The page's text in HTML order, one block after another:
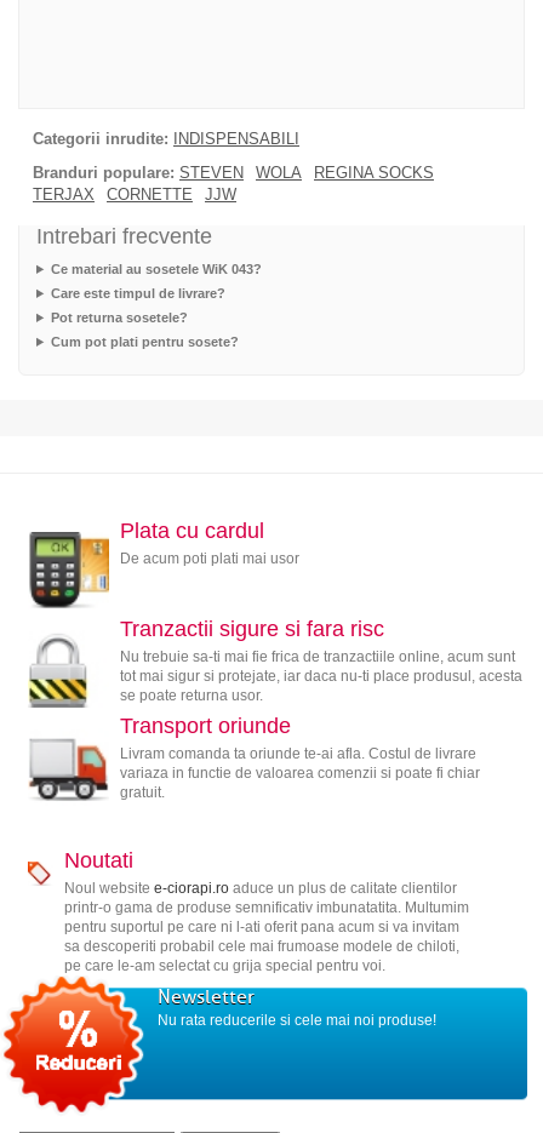
Categorii inrudite:
INDISPENSABILI
Branduri populare: STEVEN WOLA
REGINA SOCKS
TERJAX
CORNETTE JJW
Intrebari frecvente
Ce material au sosetele WiK 043?
Care este timpul de livrare?
Pot returna sosetele?
Cum pot plati pentru sosete?
Plata cu cardul
De acum poti plati mai usor
Tranzactii sigure si fara risc
Nu trebuie sa-ti mai fie frica de tranzactiile online, acum sunt
tot mai sigur si protejate, iar daca nu-ti place produsul, acesta
se poate returna usor.
Transport oriunde
Livram comanda ta oriunde te-ai afla. Costul de livrare
variaza in functie de valoarea comenzii si poate fi chiar
gratuit.
Noutati
Noul website e-ciorapi.roaduce un plus de calitate clientilor
printr-o gama de produse semnificativ imbunatatita. Multumim
pentru suportul pe care ni l-ati oferit pana acum si va invitam
sa descoperiti probabil cele mai frumoase modele de chiloti,
pe care le-am selectat cu grija special pentru voi.
Newsletter
Nu rata reducerile si cele mai noi produse!